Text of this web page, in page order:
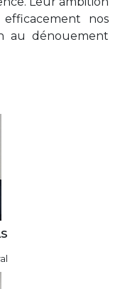
efficacement nos
au dénouement